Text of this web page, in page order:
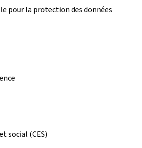
pour la protection des données
social (CES)